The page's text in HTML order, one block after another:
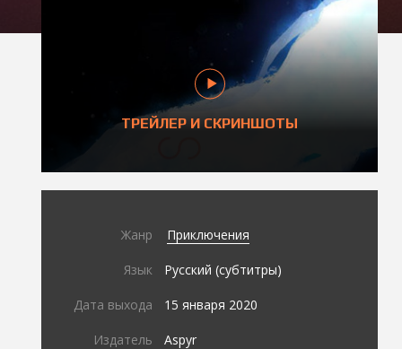
ТРЕЙЛЕР И СКРИНШОТЫ
Жанр Приключения
Язык Русский (субтитры)
Дата выхода 15 января 2020
Издатель Aspyr